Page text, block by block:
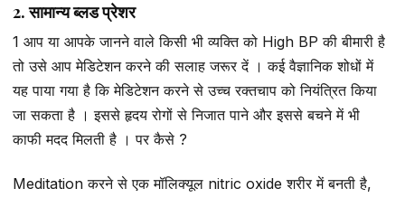
2. सामान्य ब्लड प्रेशर
1 आप या आपके जानने वाले किसी भी व्यक्ति को High BP की बीमारी है
तो उसे आप मेडिटेशन करने की सलाह जरूर दें । कई वैज्ञानिक शोधों में
यह पाया गया है कि मेडिटेशन करने से उच्च रक्तचाप को नियंत्रित किया
जा सकता है । इससे हृदय रोगों से निजात पाने और इससे बचने में भी
काफी मदद मिलती है । पर कैसे ?
Meditation करने से एक मॉलिक्यूल nitric oxide शरीर में बनती है,